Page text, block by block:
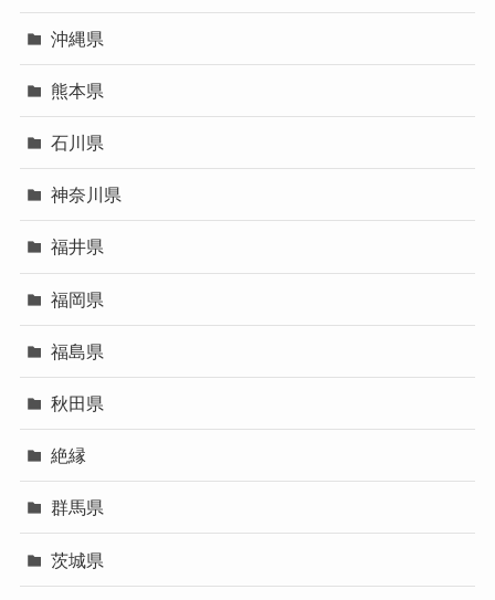
沖縄県
熊本県
石川県
神奈川県
福井県
福岡県
福島県
秋田県
絶縁
群馬県
茨城県